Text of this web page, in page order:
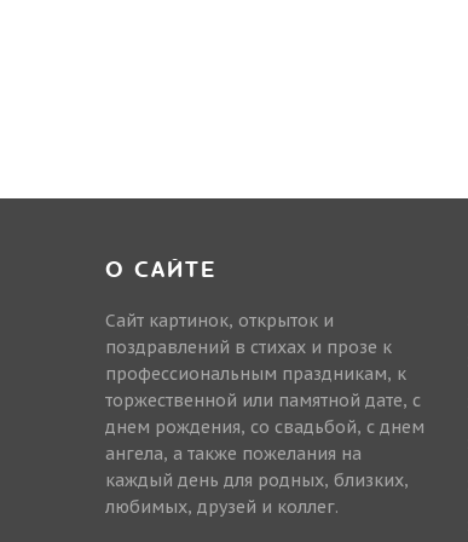
О САЙТЕ
Сайт картинок, открыток и
поздравлений в стихах и прозе к
профессиональным праздникам, к
торжественной или памятной дате, с
днем рождения, со свадьбой, с днем
ангела, а также пожелания на
каждый день для родных, близких,
любимых, друзей и коллег.